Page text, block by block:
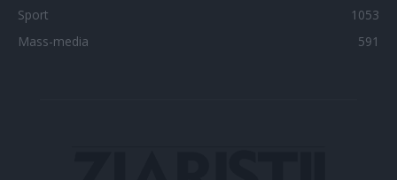
Sport
1053
Mass-media
591